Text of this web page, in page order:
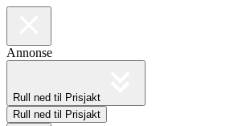
Annonse
Rull ned til Prisjakt
Rull ned til Prisjakt